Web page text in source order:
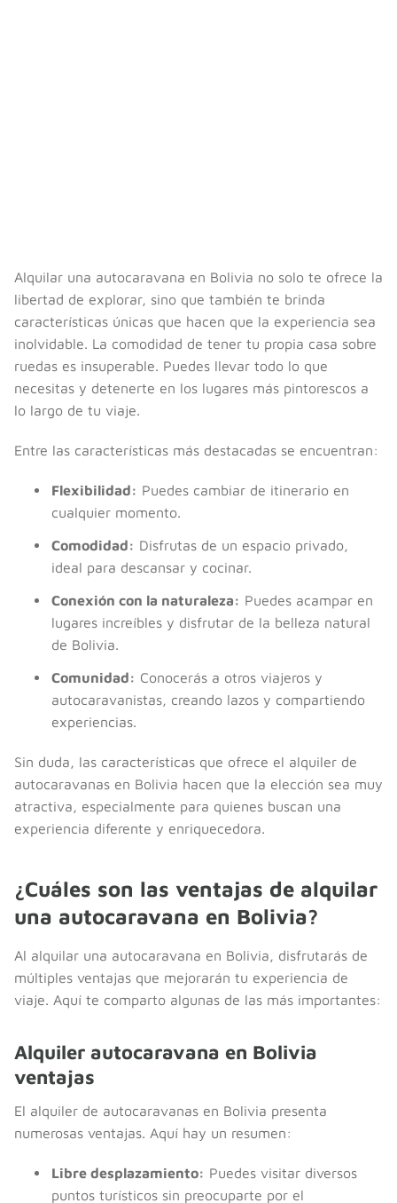
Alquilar una autocaravana en Bolivia no solo te ofrece la
libertad de explorar, sino que también te brinda
características únicas que hacen que la experiencia sea
inolvidable. La comodidad de tener tu propia casa sobre
ruedas es insuperable. Puedes llevar todo lo que
necesitas y detenerte en los lugares más pintorescos a
lo largo de tu viaje.
Entre las características más destacadas se encuentran:
Flexibilidad: Puedes cambiar de itinerario en
cualquier momento.
Comodidad: Disfrutas de un espacio privado,
ideal para descansar y cocinar.
Conexión con la naturaleza: Puedes acampar en
lugares increíbles y disfrutar de la belleza natural
de Bolivia.
Comunidad: Conocerás a otros viajeros y
autocaravanistas, creando lazos y compartiendo
experiencias.
Sin duda, las características que ofrece el alquiler de
autocaravanas en Bolivia hacen que la elección sea muy
atractiva, especialmente para quienes buscan una
experiencia diferente y enriquecedora.
¿Cuáles son las ventajas de alquilar
una autocaravana en Bolivia?
Al alquilar una autocaravana en Bolivia, disfrutarás de
múltiples ventajas que mejorarán tu experiencia de
viaje. Aquí te comparto algunas de las más importantes:
Alquiler autocaravana en Bolivia
ventajas
El alquiler de autocaravanas en Bolivia presenta
numerosas ventajas. Aquí hay un resumen:
Libre desplazamiento: Puedes visitar diversos
puntos turísticos sin preocuparte por el